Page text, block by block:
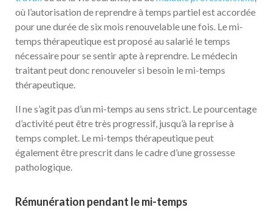
où l’autorisation de reprendre à temps partiel est accordée
pour une durée de six mois renouvelable une fois. Le mi-
temps thérapeutique est proposé au salarié le temps
nécessaire pour se sentir apte à reprendre. Le médecin
traitant peut donc renouveler si besoin le mi-temps
thérapeutique.
Il ne s’agit pas d’un mi-temps au sens strict. Le pourcentage
d’activité peut être très progressif, jusqu’à la reprise à
temps complet. Le mi-temps thérapeutique peut
également être prescrit dans le cadre d’une grossesse
pathologique.
Rémunération pendant le mi-temps